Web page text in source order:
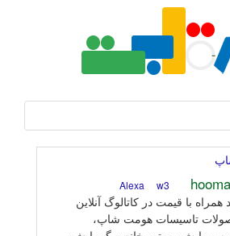
w3
با قیمت در کاتالوگ آنلاین
تاسیسات هومت شاپ،